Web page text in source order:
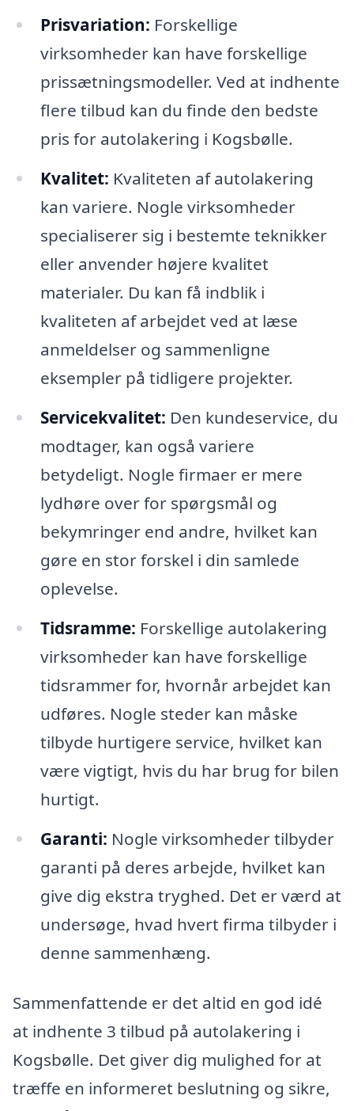
Prisvariation: Forskellige
virksomheder kan have forskellige
prissætningsmodeller. Ved at indhente
flere tilbud kan du finde den bedste
pris for autolakering i Kogsbølle.
Kvalitet: Kvaliteten af autolakering
kan variere. Nogle virksomheder
specialiserer sig i bestemte teknikker
eller anvender højere kvalitet
materialer. Du kan få indblik i
kvaliteten af arbejdet ved at læse
anmeldelser og sammenligne
eksempler på tidligere projekter.
Servicekvalitet: Den kundeservice, du
modtager, kan også variere
betydeligt. Nogle firmaer er mere
lydhøre over for spørgsmål og
bekymringer end andre, hvilket kan
gøre en stor forskel i din samlede
oplevelse.
Tidsramme: Forskellige autolakering
virksomheder kan have forskellige
tidsrammer for, hvornår arbejdet kan
udføres. Nogle steder kan måske
tilbyde hurtigere service, hvilket kan
være vigtigt, hvis du har brug for bilen
hurtigt.
Garanti: Nogle virksomheder tilbyder
garanti på deres arbejde, hvilket kan
give dig ekstra tryghed. Det er værd at
undersøge, hvad hvert firma tilbyder i
denne sammenhæng.
Sammenfattende er det altid en god idé
at indhente 3 tilbud på autolakering i
Kogsbølle. Det giver dig mulighed for at
træffe en informeret beslutning og sikre,